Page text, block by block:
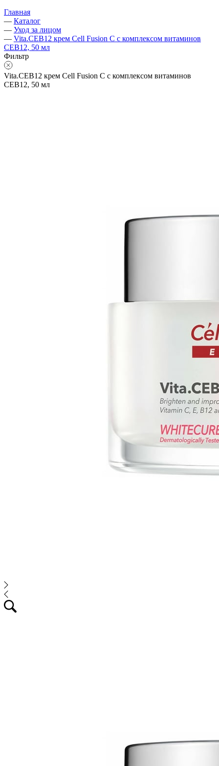
Главная
— Каталог
— Уход за лицом
— Vita.CEB12 крем Cell Fusion C с комплексом витаминов
СЕВ12, 50 мл
Фильтр
Vita.CEB12 крем Cell Fusion C с комплексом витаминов
СЕВ12, 50 мл